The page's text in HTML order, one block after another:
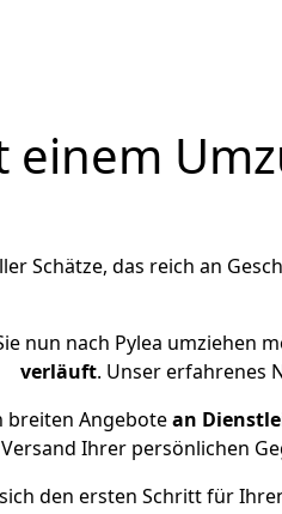
einem
Schätze, das reich an
nun nach Pylea umziehen
verläuft. Unser erfahrenes
breiten Angebotean
Ihrer persönlichen
den ersten Schritt für